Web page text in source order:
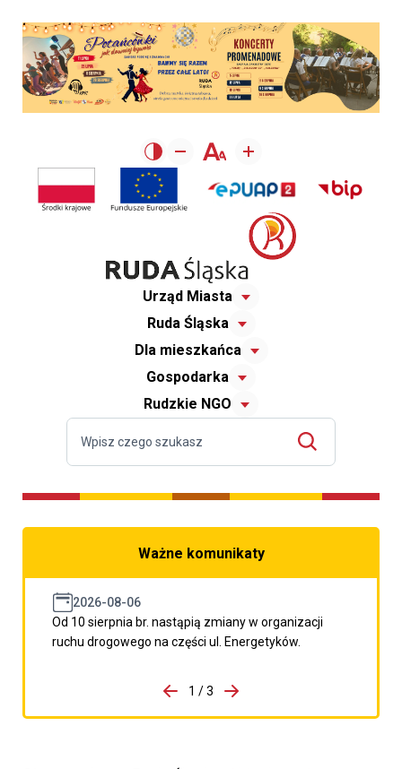
Urząd Miasta
Ruda Śląska
Dla mieszkańca
Gospodarka
Rudzkie NGO
Ważne komunikaty
2026-08-06
Od 10 sierpnia br. nastąpią zmiany w organizacji
ruchu drogowego na części ul. Energetyków.
porzpedniego komunikatu
1 / 3
Przejdź do następnego